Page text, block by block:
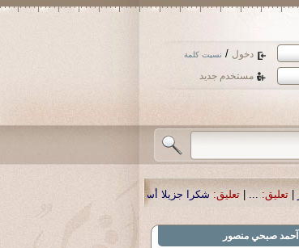
دخول / نسيت كلمة
مستخدم جديد
جزيلا أستاذ حمد الحمد .أكرمكم الله .
آحمد صبحي منصور